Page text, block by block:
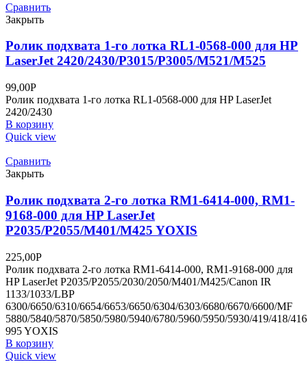
Сравнить
Закрыть
Ролик подхвата 1-го лотка RL1-0568-000 для HP
LaserJet 2420/2430/P3015/P3005/M521/M525
99,00Р
Ролик подхвата 1-го лотка RL1-0568-000 для HP LaserJet
2420/2430
В корзину
Quick view
Сравнить
Закрыть
Ролик подхвата 2-го лотка RM1-6414-000, RM1-
9168-000 для HP LaserJet
P2035/P2055/M401/M425 YOXIS
225,00Р
Ролик подхвата 2-го лотка RM1-6414-000, RM1-9168-000 для
HP LaserJet P2035/P2055/2030/2050/M401/M425/Canon IR
1133/1033/LBP
6300/6650/6310/6654/6653/6650/6304/6303/6680/6670/6600/MF
5880/5840/5870/5850/5980/5940/6780/5960/5950/5930/419/418/
995 YOXIS
В корзину
Quick view